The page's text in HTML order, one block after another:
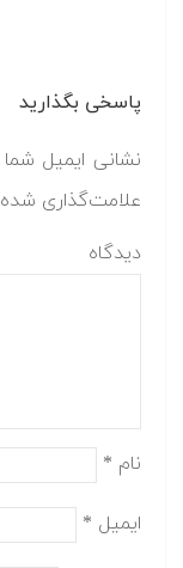
پاسخی بگذارید
نشانی ایمیل
علامت‌گذاری
دیدگاه
نام *
ایمیل *